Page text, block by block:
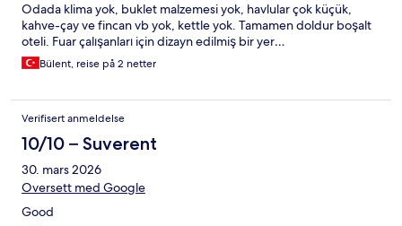
Odada klima yok, buklet malzemesi yok, havlular çok küçük,
kahve-çay ve fincan vb yok, kettle yok. Tamamen doldur boşalt
oteli. Fuar çalışanları için dizayn edilmiş bir yer…
Bülent, reise på 2 netter
Verifisert anmeldelse
10/10 – Suverent
30. mars 2026
Oversett med Google
Good